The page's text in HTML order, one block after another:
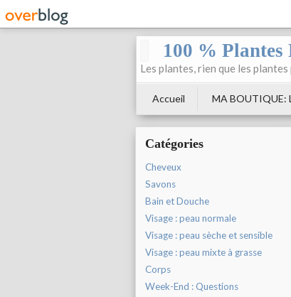
100 % Plantes
Les plantes, rien que les
Accueil MA BOUTIQUE:
Catégories
Cheveux
Savons
Bain et Douche
Visage : peau normale
Visage : peau sèche et sensible
Visage : peau mixte à grasse
Corps
Week-End : Questions